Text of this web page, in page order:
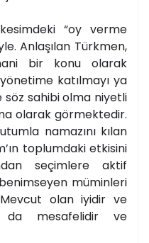
“oy verme
Anlaşılan Türkmen,
bir konu olarak
katılmayı ya
sahibi olma niyetli
olarak görmektedir.
namazını kılan
toplumdaki etkisini
seçimlere aktif
müminleri
olan iyidir ve
da mesafelidir ve